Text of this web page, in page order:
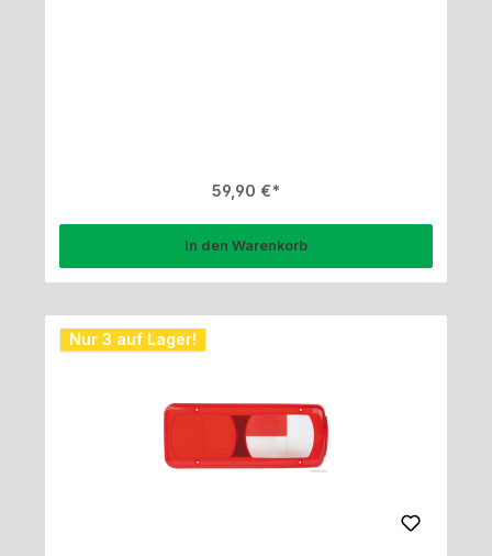
Regulärer Preis:
59,90 €
In den Warenkorb
Nur 3 auf Lager!